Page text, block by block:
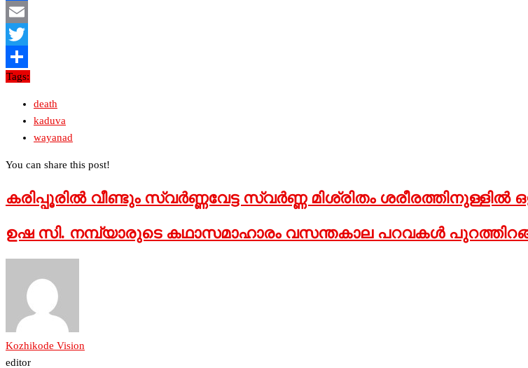
Facebook
Email
Twitter
Share
Tags:
death
kaduva
wayanad
You can share this post!
കരിപ്പൂരില്‍ വീണ്ടും സ്വര്‍ണ്ണവേട്ട സ്വര്‍ണ്ണ മിശ്രിതം ശരീരത്തിനുള്ളില്‍
ഉഷ സി. നമ്പ്യാരുടെ കഥാസമാഹാരം വസന്തകാല പറവകള്‍
Kozhikode Vision
editor